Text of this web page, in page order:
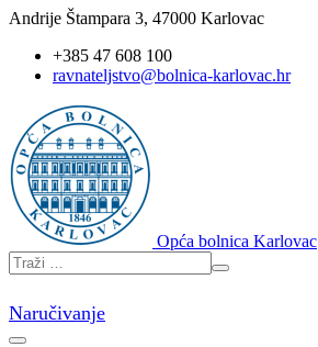
Andrije Štampara 3, 47000 Karlovac
+385 47 608 100
ravnateljstvo@bolnica-karlovac.hr
Opća bolnica Karlovac
Naručivanje